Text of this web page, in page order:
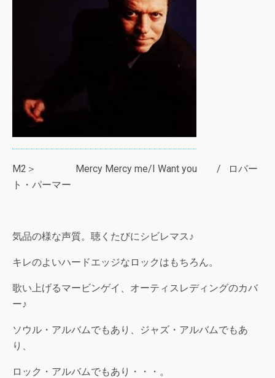
M2＞ Mercy Mercy me/I Want you / ロバー
ト・パーマー
気品の様な声質。聴くたびにシビレマス♪
キレのよいハードエッジなロックはもちろん。
歌い上げるマービンゲイ、オーティスレディングのカバ
ー♪
ソウル・アルバムでもあり、ジャズ・アルバムでもあ
り、
ロック・アルバムでもあり・・・。